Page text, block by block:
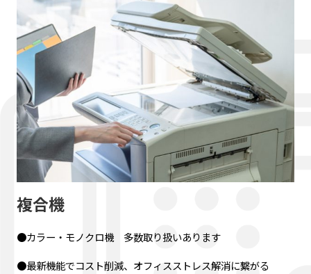
複合機
●カラー・モノクロ機 多数取り扱いあります
●最新機能でコスト削減、オフィスストレス解消に繋がる